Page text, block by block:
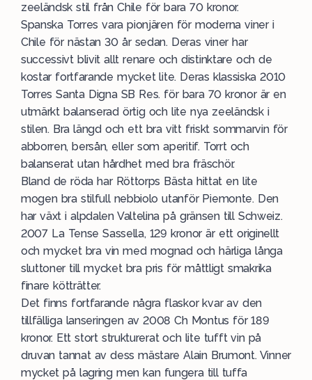
zeeländsk stil från Chile för bara 70 kronor.
Spanska Torres vara pionjären för moderna viner i
Chile för nästan 30 år sedan. Deras viner har
successivt blivit allt renare och distinktare och de
kostar fortfarande mycket lite. Deras klassiska 2010
Torres Santa Digna SB Res. för bara 70 kronor är en
utmärkt balanserad örtig och lite nya zeeländsk i
stilen. Bra längd och ett bra vitt friskt sommarvin för
abborren, bersån, eller som aperitif. Torrt och
balanserat utan hårdhet med bra fräschör.
Bland de röda har Röttorps Bästa hittat en lite
mogen bra stilfull nebbiolo utanför Piemonte. Den
har växt i alpdalen Valtelina på gränsen till Schweiz.
2007 La Tense Sassella, 129 kronor är ett originellt
och mycket bra vin med mognad och härliga långa
sluttoner till mycket bra pris för måttligt smakrika
finare kötträtter.
Det finns fortfarande några flaskor kvar av den
tillfälliga lanseringen av 2008 Ch Montus för 189
kronor. Ett stort strukturerat och lite tufft vin på
druvan tannat av dess mästare Alain Brumont. Vinner
mycket på lagring men kan fungera till tuffa